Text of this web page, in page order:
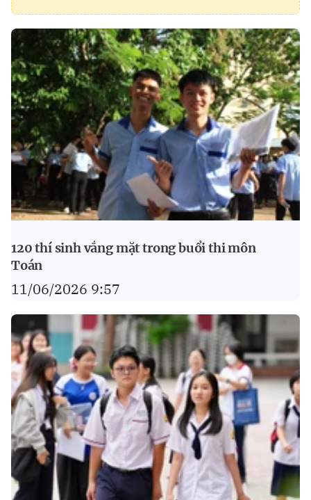
120 thí sinh vắng mặt trong buổi thi môn
Toán
11/06/2026 9:57